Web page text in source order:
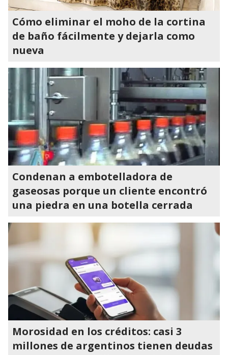
Cómo eliminar el moho de la cortina
de baño fácilmente y dejarla como
nueva
Condenan a embotelladora de
gaseosas porque un cliente encontró
una piedra en una botella cerrada
Morosidad en los créditos: casi 3
millones de argentinos tienen deudas